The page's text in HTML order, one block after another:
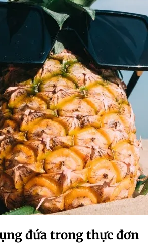
đứa trong thực đơn